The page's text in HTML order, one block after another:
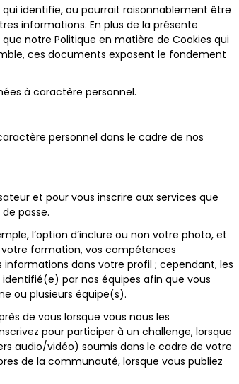
identifie, ou pourrait raisonnablement être
informations. En plus de la présente
notre Politique en matière de Cookies qui
ces documents exposent le fondement
à caractère personnel.
personnel dans le cadre de nos
et pour vous inscrire aux services que
passe.
l’option d’inclure ou non votre photo, et
votre formation, vos compétences
informations dans votre profil ; cependant, les
par nos équipes afin que vous
ou plusieurs équipe(s).
de vous lorsque vous nous les
pour participer à un challenge, lorsque
audio/vidéo) soumis dans le cadre de votre
de la communauté, lorsque vous publiez